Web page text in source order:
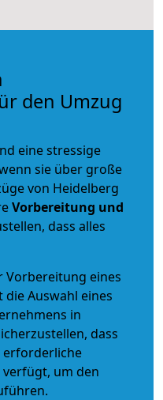
den Umzug
eine stressige
sie über große
von Heidelberg
Vorbereitung und
dass alles
Vorbereitung eines
die Auswahl eines
in
dass
erforderliche
um den